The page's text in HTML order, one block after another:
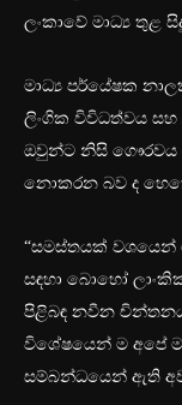
ලංකාවේ මාධ්‍ය තුළ
මාධ්‍ය පර්යේෂක
ලිංගික විවිධත්වය
ඔවුන්ට නිසි ගෞරවය
නොකරන බව ද
“සමස්තයක් වශයෙන්
සඳහා බොහෝ
පිළිබඳ නවීන චින්තනය
විශේෂයෙන් ම අපේ
සම්බන්ධයෙන් ඇති